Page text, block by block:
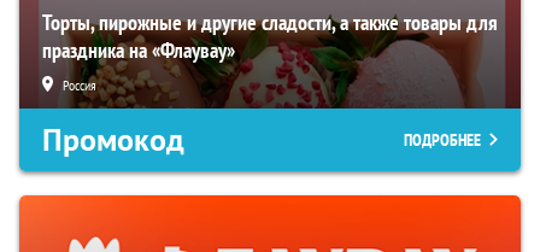
Торты, пирожные и другие сладости, а также товары для
праздника на «Флаувау»
Россия
Промокод ПОДРОБНЕЕ